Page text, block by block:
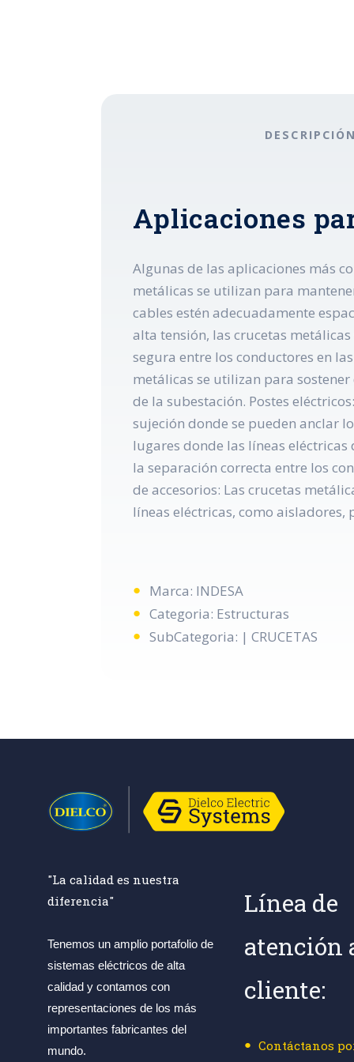
DESCRIPCIÓN
Aplicaciones
Algunas de las aplicaciones más
metálicas se utilizan para
cables estén adecuadamente
alta tensión, las crucetas
segura entre los conductores en
metálicas se utilizan para
de la subestación. Postes
sujeción donde se pueden anclar
lugares donde las líneas
la separación correcta entre los
de accesorios: Las crucetas
líneas eléctricas, como
Marca: INDESA
Categoria: Estructuras
SubCategoria: | CRUCETAS
"La calidad es nuestra
diferencia"
Tenemos un amplio portafolio de
sistemas eléctricos de alta
calidad y contamos con
representaciones de los más
importantes fabricantes del
mundo.
Línea de
atención
cliente:
Contáctanos